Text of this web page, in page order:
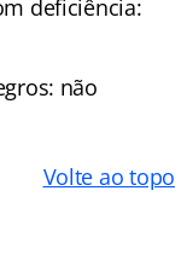
deficiência:
não
Volte ao topo